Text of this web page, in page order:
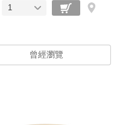
1
曾經瀏覽